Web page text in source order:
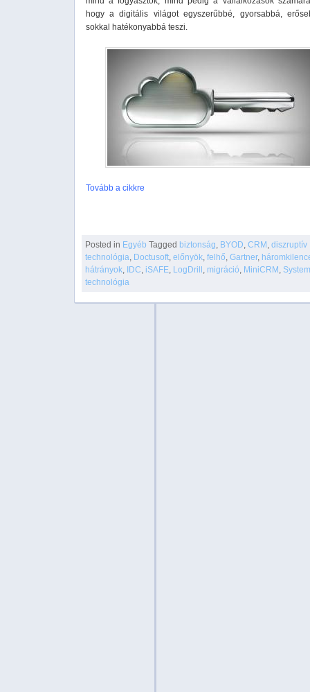
hogy a digitális világot egyszerűbbé, gyorsabbá,
sokkal hatékonyabbá teszi.
Tovább a cikkre
Posted in Egyéb Tagged biztonság BYOD ,CRM ,diszruptív
technológia Doctusoft ,előnyök ,felhő ,Gartner,
hátrányok IDC ,iSAFE LogDrill migráció MiniCRM
technológia